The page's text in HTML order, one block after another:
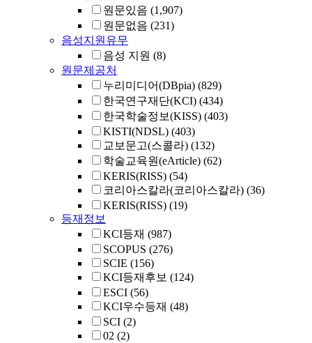
원문있음 (1,907)
원문없음 (231)
음성지원유무
음성 지원 (8)
원문제공처
누리미디어(DBpia) (829)
한국연구재단(KCI) (434)
한국학술정보(KISS) (403)
KISTI(NDSL) (403)
교보문고(스콜라) (132)
학술교육원(eArticle) (62)
KERIS(RISS) (54)
코리아스칼라(코리아스칼라) (36)
KERIS(RISS) (19)
등재정보
KCI등재 (987)
SCOPUS (276)
SCIE (156)
KCI등재후보 (124)
ESCI (56)
KCI우수등재 (48)
SCI (2)
02 (2)